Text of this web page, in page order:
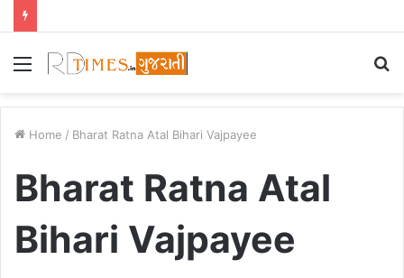
Menu
Home / Bharat Ratna Atal Bihari Vajpayee
Bharat Ratna Atal
Bihari Vajpayee